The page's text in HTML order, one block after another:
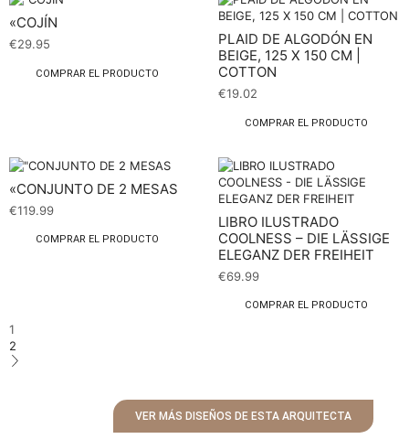
«COJÍN
€29.95
COMPRAR EL PRODUCTO
PLAID DE ALGODÓN EN
BEIGE, 125 X 150 CM |
COTTON
€19.02
COMPRAR EL PRODUCTO
«CONJUNTO DE 2 MESAS
€119.99
COMPRAR EL PRODUCTO
LIBRO ILUSTRADO
COOLNESS – DIE LÄSSIGE
ELEGANZ DER FREIHEIT
€69.99
COMPRAR EL PRODUCTO
1
2
VER MÁS DISEÑOS DE ESTA ARQUITECTA